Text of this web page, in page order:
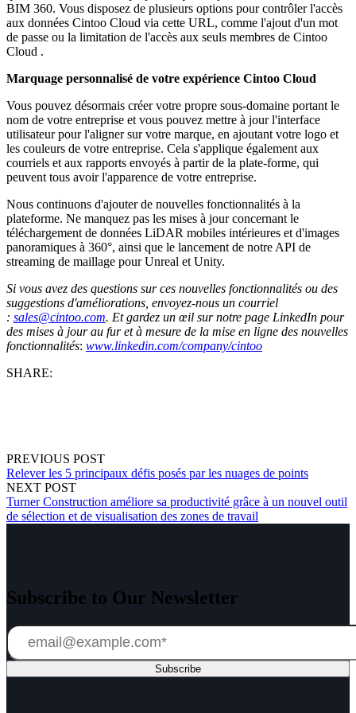
BIM 360. Vous disposez de plusieurs options pour contrôler l'accès
aux données Cintoo Cloud via cette URL, comme l'ajout d'un mot
de passe ou la limitation de l'accès aux seuls membres de Cintoo
Cloud .
Marquage personnalisé de votre expérience Cintoo Cloud
Vous pouvez désormais créer votre propre sous-domaine portant le
nom de votre entreprise et vous pouvez mettre à jour l'interface
utilisateur pour l'aligner sur votre marque, en ajoutant votre logo et
les couleurs de votre entreprise. Cela s'applique également aux
courriels et aux rapports envoyés à partir de la plate-forme, qui
peuvent tous avoir l'apparence de votre entreprise.
Nous continuons d'ajouter de nouvelles fonctionnalités à la
plateforme. Ne manquez pas les mises à jour concernant le
téléchargement de données LiDAR mobiles intérieures et d'images
panoramiques à 360°, ainsi que le lancement de notre API de
streaming de maillage pour Unreal et Unity.
Si vous avez des questions sur ces nouvelles fonctionnalités ou des
suggestions d'améliorations, envoyez-nous un courriel
: sales@cintoo.com. Et gardez un œil sur notre page LinkedIn pour
des mises à jour au fur et à mesure de la mise en ligne des nouvelles
fonctionnalités: www.linkedin.com/company/cintoo
SHARE:
PREVIOUS POST
Relever les 5 principaux défis posés par les nuages de points
NEXT POST
Turner Construction améliore sa productivité grâce à un nouvel outil
de sélection et de visualisation des zones de travail
Subscribe to Our Newsletter